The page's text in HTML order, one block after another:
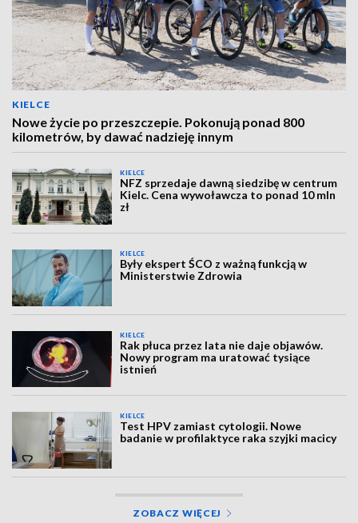
KIELCE
Nowe życie po przeszczepie. Pokonują ponad 800
kilometrów, by dawać nadzieję innym
KIELCE
NFZ sprzedaje dawną siedzibę w centrum
Kielc. Cena wywoławcza to ponad 10 mln
zł
KIELCE
Były ekspert ŚCO z ważną funkcją w
Ministerstwie Zdrowia
KIELCE
Rak płuca przez lata nie daje objawów.
Nowy program ma uratować tysiące
istnień
KIELCE
Test HPV zamiast cytologii. Nowe
badanie w profilaktyce raka szyjki macicy
ZOBACZ WIĘCEJ